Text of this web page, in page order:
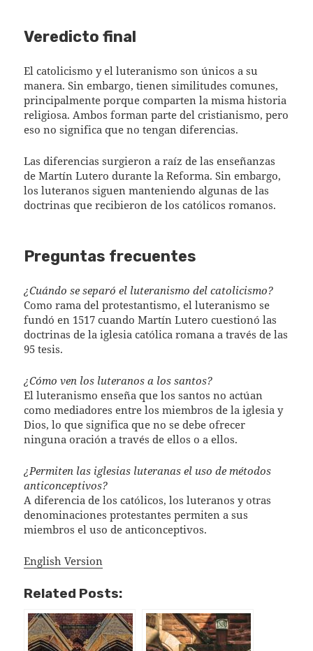
Veredicto final
El catolicismo y el luteranismo son únicos a su
manera. Sin embargo, tienen similitudes comunes,
principalmente porque comparten la misma historia
religiosa. Ambos forman parte del cristianismo, pero
eso no significa que no tengan diferencias.
Las diferencias surgieron a raíz de las enseñanzas
de Martín Lutero durante la Reforma. Sin embargo,
los luteranos siguen manteniendo algunas de las
doctrinas que recibieron de los católicos romanos.
Preguntas frecuentes
¿Cuándo se separó el luteranismo del catolicismo?
Como rama del protestantismo, el luteranismo se
fundó en 1517 cuando Martín Lutero cuestionó las
doctrinas de la iglesia católica romana a través de las
95 tesis.
¿Cómo ven los luteranos a los santos?
El luteranismo enseña que los santos no actúan
como mediadores entre los miembros de la iglesia y
Dios, lo que significa que no se debe ofrecer
ninguna oración a través de ellos o a ellos.
¿Permiten las iglesias luteranas el uso de métodos
anticonceptivos?
A diferencia de los católicos, los luteranos y otras
denominaciones protestantes permiten a sus
miembros el uso de anticonceptivos.
English Version
Related Posts: